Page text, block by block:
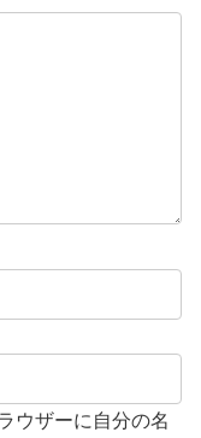
ウザーに自分の名